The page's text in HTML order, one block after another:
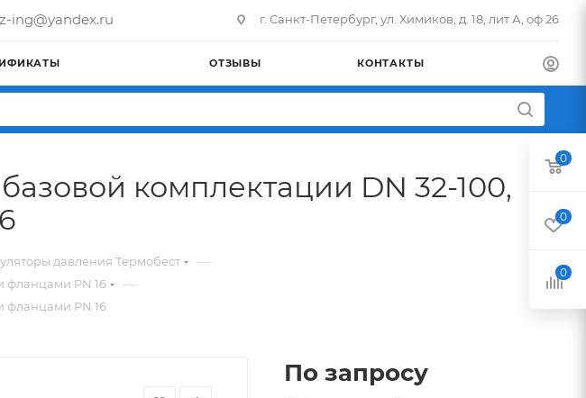
ing@yandex.ru г. Санкт-Петербург, ул. Химиков, д. 18, лит А, оф 26
ОТЗЫВЫ КОНТАКТЫ
комплектации DN 32-100,
давления Термобест —
фланцами PN 16 —
фланцами PN 16
По запросу
0
0
0